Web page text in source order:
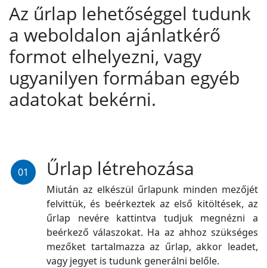
Az űrlap lehetőséggel tudunk
a weboldalon ajánlatkérő
formot elhelyezni, vagy
ugyanilyen formában egyéb
adatokat bekérni.
01 Űrlap létrehozása
Miután az elkészül űrlapunk minden mezőjét
felvittük, és beérkeztek az első kitöltések, az
űrlap nevére kattintva tudjuk megnézni a
beérkező válaszokat. Ha az ahhoz szükséges
mezőket tartalmazza az űrlap, akkor leadet,
vagy jegyet is tudunk generálni belőle.